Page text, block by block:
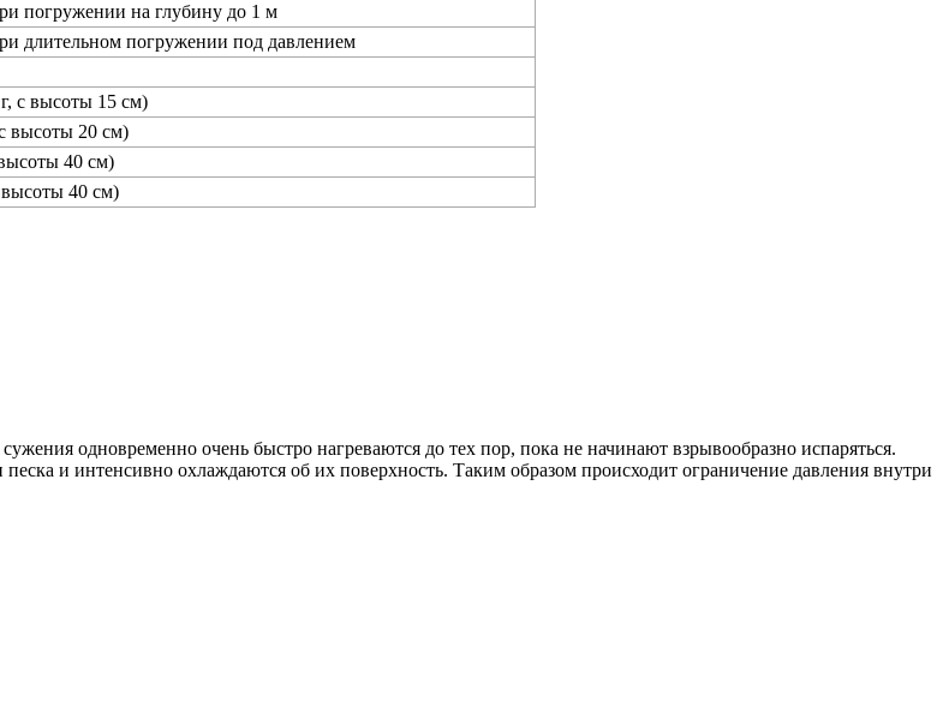
погружении на глубину до 1 м
длительном погружении под давлением
с высоты 15 см)
высоты 20 см)
40 см)
высоты 40 см)
одновременно очень быстро нагреваются до тех пор, пока не начинают взрывообразно испаряться.
и интенсивно охлаждаются об их поверхность. Таким образом происходит ограничение давления внутри